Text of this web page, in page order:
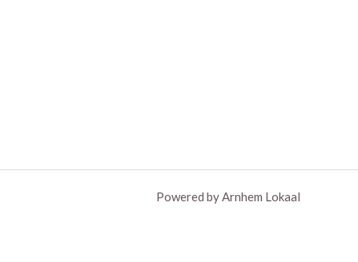
Powered by Arnhem Lokaal